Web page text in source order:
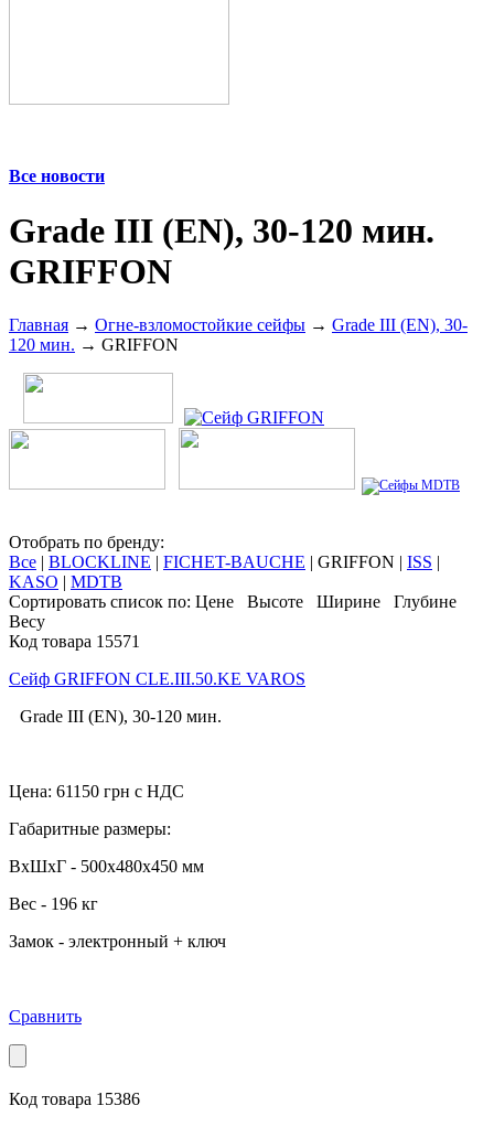
Все новости
Grade III (EN), 30-120 мин.
GRIFFON
Главная → Огне-взломостойкие сейфы → Grade III (EN), 30-
120 мин. → GRIFFON
Отобрать по бренду:
Все | BLOCKLINE | FICHET-BAUCHE | GRIFFON | ISS |
KASO | MDTB
Сортировать список по: Цене Высоте Ширине
Глубине
Весу
Код товара 15571
Cейф GRIFFON CLE.III.50.KE VAROS
Grade III (EN), 30-120 мин.
Цена: 61150 грн с НДС
Габаритные размеры:
ВхШхГ - 500x480x450 мм
Вес - 196 кг
Замок - электронный + ключ
Сравнить
Код товара 15386